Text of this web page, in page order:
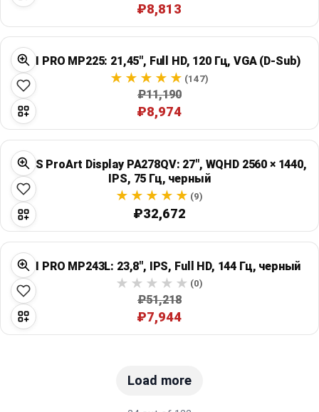
₽8,813
MSI PRO MP225: 21,45", Full HD, 120 Гц, VGA (D-Sub)
(147)
₽11,190
₽8,974
ASUS ProArt Display PA278QV: 27", WQHD 2560 × 1440,
IPS, 75 Гц, черный
(9)
₽32,672
MSI PRO MP243L: 23,8", IPS, Full HD, 144 Гц, черный
(0)
₽51,218
₽7,944
Load more